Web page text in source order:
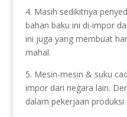
4. Masih sedikitnya
bahan baku ini di-impor
ini juga yang membuat
mahal.
5. Mesin-mesin & suku
impor dari negara lain.
dalam pekerjaan